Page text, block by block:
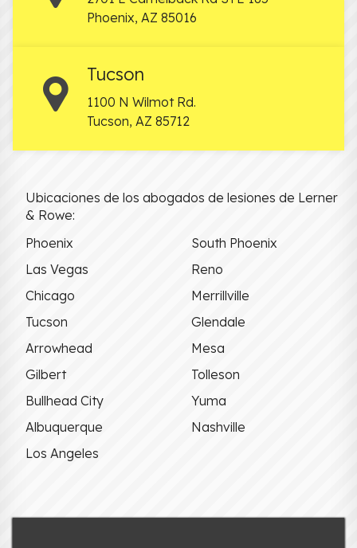
Phoenix, AZ 85016
Tucson
1100 N Wilmot Rd.
Tucson, AZ 85712
Ubicaciones de los abogados de lesiones de Lerner
& Rowe:
Phoenix
South Phoenix
Las Vegas
Reno
Chicago
Merrillville
Tucson
Glendale
Arrowhead
Mesa
Gilbert
Tolleson
Bullhead City
Yuma
Albuquerque
Nashville
Los Angeles